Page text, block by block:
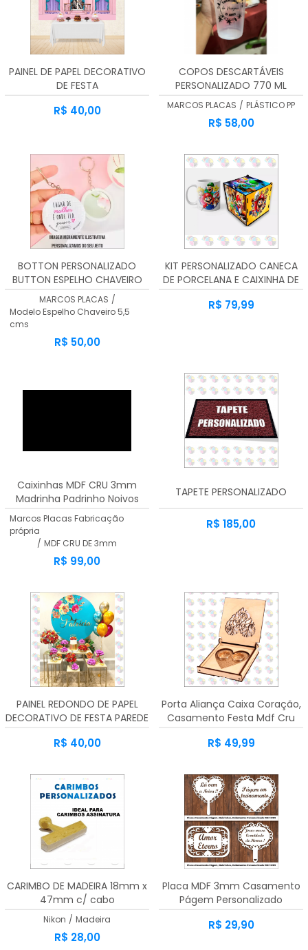
PAINEL DE PAPEL DECORATIVO
DE FESTA
R$ 40,00
COPOS DESCARTÁVEIS
PERSONALIZADO 770 ML
MARCOS PLACAS / PLÁSTICO PP
R$ 58,00
BOTTON PERSONALIZADO
BUTTON ESPELHO CHAVEIRO
5,5 CMS
MARCOS PLACAS /
Modelo Espelho Chaveiro 5,5
cms
R$ 50,00
KIT PERSONALIZADO CANECA
DE PORCELANA E CAIXINHA DE
MDF
R$ 79,99
Caixinhas MDF CRU 3mm
Madrinha Padrinho Noivos
Vazados | KIT 12 Unidades
Marcos Placas Fabricação
própria
/ MDF CRU DE 3mm
R$ 99,00
TAPETE PERSONALIZADO
R$ 185,00
PAINEL REDONDO DE PAPEL
DECORATIVO DE FESTA PAREDE
R$ 40,00
Porta Aliança Caixa Coração,
Casamento Festa Mdf Cru
3mm
R$ 49,99
CARIMBO DE MADEIRA 18mm x
47mm c/ cabo
Nikon / Madeira
R$ 28,00
Placa MDF 3mm Casamento
Págem Personalizado
R$ 29,90